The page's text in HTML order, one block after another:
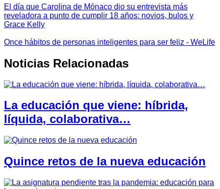
El día que Carolina de Mónaco dio su entrevista más
reveladora a punto de cumplir 18 años: novios, bulos y
Grace Kelly
Once hábitos de personas inteligentes para ser feliz - WeLife
Noticias Relacionadas
La educación que viene: híbrida,
líquida, colaborativa…
Quince retos de la nueva educación